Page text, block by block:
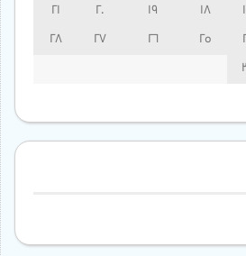
18
19
20
21
25
26
27
28